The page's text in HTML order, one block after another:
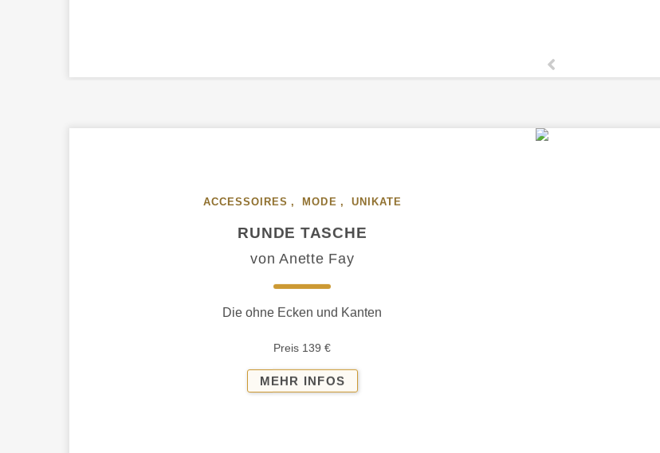
ACCESSOIRES , MODE , UNIKATE
RUNDE TASCHE
von Anette Fay
Die ohne Ecken und Kanten
Preis 139 €
MEHR INFOSRUNDE